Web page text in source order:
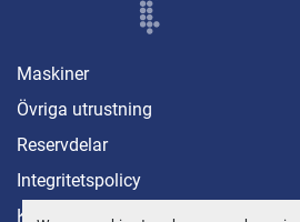
Maskiner
Övriga utrustning
Reservdelar
Integritetspolicy
Kontakt